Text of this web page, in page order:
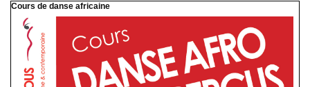
Cours de danse africaine